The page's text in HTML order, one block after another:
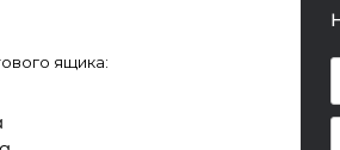
ящика: